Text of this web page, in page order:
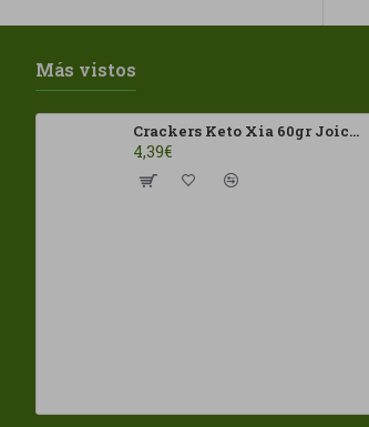
Más vistos
Crackers Keto Xia 60gr Joice Foods ECO
4,39€